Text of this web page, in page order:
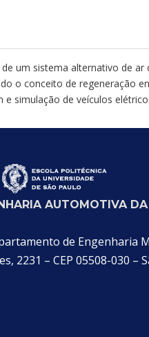
de um sistema alternativo de
o conceito de regeneração
e simulação de veículos
AUTOMOTIVA
de Engenharia
2231 – CEP 05508-030 –